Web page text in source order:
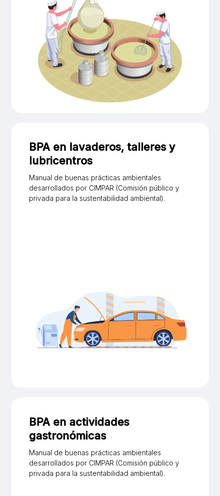
BPA en lavaderos, talleres y
lubricentros
Manual de buenas prácticas ambientales
desarrollados por CIMPAR (Comisión público y
privada para la sustentabilidad ambiental).
BPA en actividades
gastronómicas
Manual de buenas prácticas ambientales
desarrollados por CIMPAR (Comisión público y
privada para la sustentabilidad ambiental).